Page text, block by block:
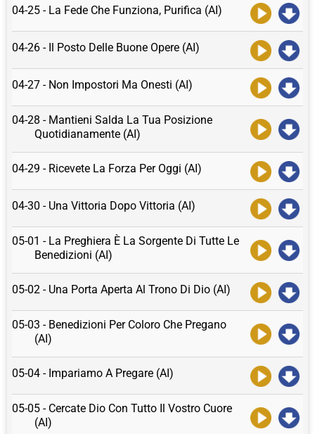
04-25 - La Fede Che Funziona, Purifica (AI)
04-26 - Il Posto Delle Buone Opere (AI)
04-27 - Non Impostori Ma Onesti (AI)
04-28 - Mantieni Salda La Tua Posizione
Quotidianamente (AI)
04-29 - Ricevete La Forza Per Oggi (AI)
04-30 - Una Vittoria Dopo Vittoria (AI)
05-01 - La Preghiera È La Sorgente Di Tutte Le
Benedizioni (AI)
05-02 - Una Porta Aperta Al Trono Di Dio (AI)
05-03 - Benedizioni Per Coloro Che Pregano
(AI)
05-04 - Impariamo A Pregare (AI)
05-05 - Cercate Dio Con Tutto Il Vostro Cuore
(AI)